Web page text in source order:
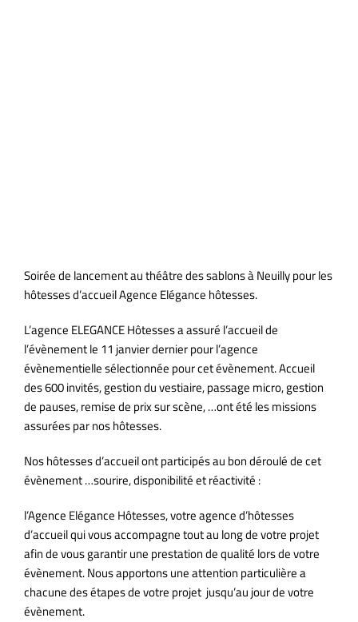
Soirée de lancement au théâtre des sablons à Neuilly pour les
hôtesses d’accueil Agence Elégance hôtesses.
L’agence ELEGANCE Hôtesses a assuré l’accueil de
l’évènement le 11 janvier dernier pour l’agence
évènementielle sélectionnée pour cet évènement. Accueil
des 600 invités, gestion du vestiaire, passage micro, gestion
de pauses, remise de prix sur scène, …ont été les missions
assurées par nos hôtesses.
Nos hôtesses d’accueil ont participés au bon déroulé de cet
évènement …sourire, disponibilité et réactivité :
l’Agence Elégance Hôtesses, votre agence d’hôtesses
d’accueil qui vous accompagne tout au long de votre projet
afin de vous garantir une prestation de qualité lors de votre
évènement. Nous apportons une attention particulière a
chacune des étapes de votre projet jusqu’au jour de votre
évènement.